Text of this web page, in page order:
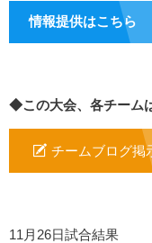
情報提供はこちら
◆この大会、各チーム
チームブログ掲
11月26日試合結果